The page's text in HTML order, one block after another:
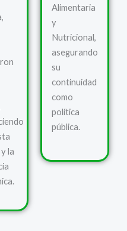
la
Alimentaria
y
Nutricional,
asegurando
su
continuidad
como
política
pública.